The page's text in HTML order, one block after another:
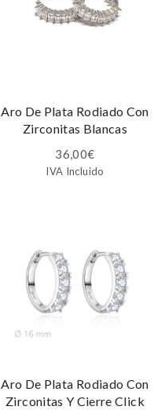
Aro De Plata Rodiado Con
Zirconitas Blancas
36,00€
IVA Incluido
Aro De Plata Rodiado Con
Zirconitas Y Cierre Click